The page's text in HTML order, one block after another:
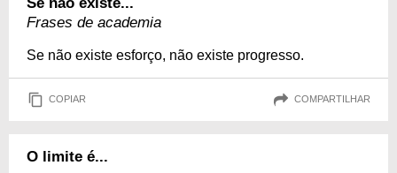
Frases de academia
Se não existe esforço, não existe progresso.
COPIAR COMPARTILHAR
O limite é...